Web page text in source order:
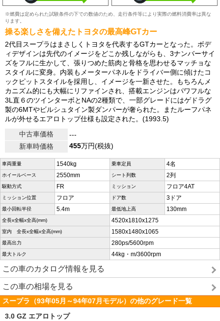
※燃費は定められた試験条件の下での数値のため、走行条件等により実際の燃料消費率は異な
ります。
操る楽しさを備えたトヨタの最高峰GTカー
2代目スープラはまさしくトヨタを代表するGTカーとなった。ボデ
ィデザインは先代のイメージをどこか残しながらも、3ナンバーサイ
ズをフルに生かして、張りつめた筋肉と骨格を思わせるマッチョな
スタイルに変身。内装もメーターパネルをドライバー側に傾けたコ
ックピットスタイルを採用し、イメージを一新させた。もちろんメ
カニズム的にも大幅にリファインされ、搭載エンジンはパワフルな
3L直６のツインターボとNAの2種類で、一部グレードにはゲドラグ
製の6MTやビルシュタイン製ダンパーが奢られた。またルーフパネ
ルが外せるエアロトップ仕様も設定された。(1993.5)
中古車価格
---
新車時価格
455万円(税抜)
車両重量 1540kg 乗車定員 4名
ホイールベース 2550mm シート列数 2列
駆動方式 FR ミッション フロア4AT
ミッション位置 フロア ドア数 3ドア
最小回転半径 5.4m 最低地上高 130mm
全長x全幅x全高(mm) 4520x1810x1275
室内 全長x全幅x全高(mm) 1580x1480x1065
最高出力 280ps/5600rpm
最大トルク 44kg・m/3600rpm
この車のカタログ情報を見る
この車の相場を見る
スープラ（93年05月～94年07月モデル）の他のグレード一覧
3.0 GZ エアロトップ